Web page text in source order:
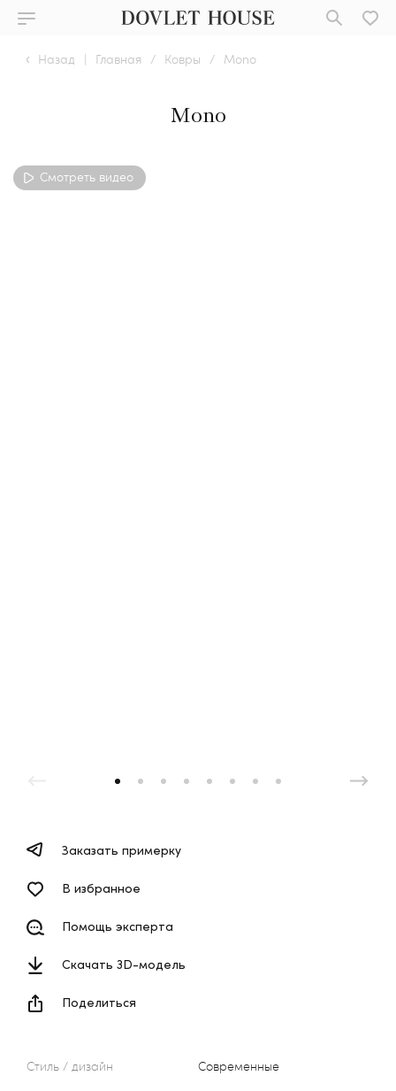
Назад | Главная / Ковры / Mono
Mono
Смотреть видео
Стиль / дизайн
Современные
Заказать примерку
В избранное
Помощь эксперта
Скачать 3D-модель
Поделиться